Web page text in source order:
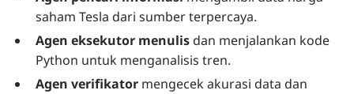
saham Tesla dari sumber terpercaya.
Agen eksekutor menulis dan menjalankan kode
Python untuk menganalisis tren.
Agen verifikator mengecek akurasi data dan